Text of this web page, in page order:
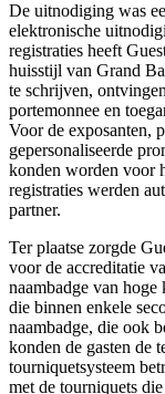
De uitnodiging was
elektronische
registraties heeft
huisstijl van Grand
te schrijven,
portemonnee en
Voor de exposanten,
gepersonaliseerde
konden worden voor
registraties werden
partner.
Ter plaatse zorgde
voor de accreditatie
naambadge van
die binnen enkele
naambadge, die ook
konden de gasten de
tourniquetsysteem
met de tourniquets